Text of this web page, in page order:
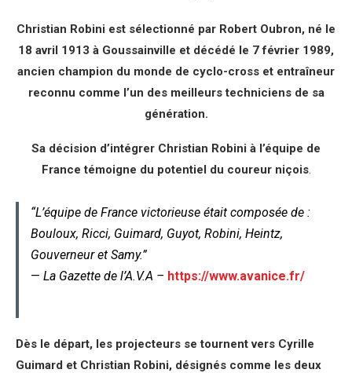
Christian Robini est sélectionné par Robert Oubron, né le
18 avril 1913 à Goussainville et décédé le 7 février 1989,
ancien champion du monde de cyclo-cross et entraîneur
reconnu comme l’un des meilleurs techniciens de sa
génération.
Sa décision d’intégrer Christian Robini à l’équipe de
France témoigne du potentiel du coureur niçois.
“L’équipe de France victorieuse était composée de :
Bouloux, Ricci, Guimard, Guyot, Robini, Heintz,
Gouverneur et Samy.”
— La Gazette de l’A.V.A – https://www.avanice.fr/
Dès le départ, les projecteurs se tournent vers Cyrille
Guimard et Christian Robini, désignés comme les deux